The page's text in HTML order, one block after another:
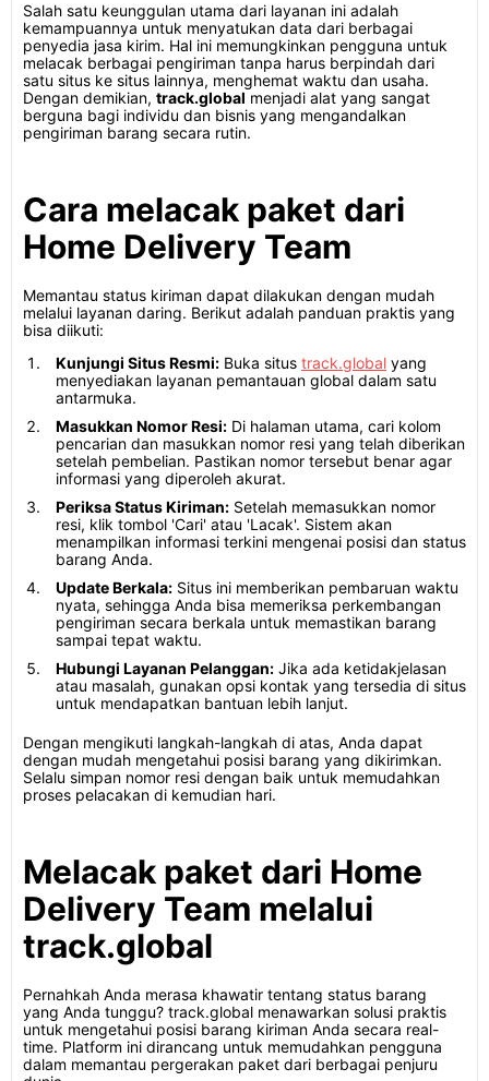
Salah satu keunggulan utama dari layanan ini adalah
kemampuannya untuk menyatukan data dari berbagai
penyedia jasa kirim. Hal ini memungkinkan pengguna untuk
melacak berbagai pengiriman tanpa harus berpindah dari
satu situs ke situs lainnya, menghemat waktu dan usaha.
Dengan demikian, track.global menjadi alat yang sangat
berguna bagi individu dan bisnis yang mengandalkan
pengiriman barang secara rutin.
Cara melacak paket dari
Home Delivery Team
Memantau status kiriman dapat dilakukan dengan mudah
melalui layanan daring. Berikut adalah panduan praktis yang
bisa diikuti:
Kunjungi Situs Resmi: Buka situs track.global yang
menyediakan layanan pemantauan global dalam satu
antarmuka.
Masukkan Nomor Resi: Di halaman utama, cari kolom
pencarian dan masukkan nomor resi yang telah diberikan
setelah pembelian. Pastikan nomor tersebut benar agar
informasi yang diperoleh akurat.
Periksa Status Kiriman: Setelah memasukkan nomor
resi, klik tombol 'Cari' atau 'Lacak'. Sistem akan
menampilkan informasi terkini mengenai posisi dan status
barang Anda.
Update Berkala: Situs ini memberikan pembaruan waktu
nyata, sehingga Anda bisa memeriksa perkembangan
pengiriman secara berkala untuk memastikan barang
sampai tepat waktu.
Hubungi Layanan Pelanggan: Jika ada ketidakjelasan
atau masalah, gunakan opsi kontak yang tersedia di situs
untuk mendapatkan bantuan lebih lanjut.
Dengan mengikuti langkah-langkah di atas, Anda dapat
dengan mudah mengetahui posisi barang yang dikirimkan.
Selalu simpan nomor resi dengan baik untuk memudahkan
proses pelacakan di kemudian hari.
Melacak paket dari Home
Delivery Team melalui
track.global
Pernahkah Anda merasa khawatir tentang status barang
yang Anda tunggu? track.global menawarkan solusi praktis
untuk mengetahui posisi barang kiriman Anda secara real-
time. Platform ini dirancang untuk memudahkan pengguna
dalam memantau pergerakan paket dari berbagai penjuru